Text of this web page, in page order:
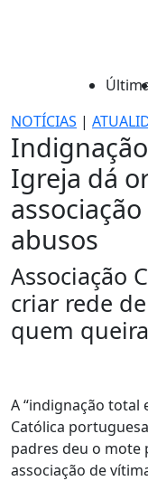
NOTÍCIAS |
Igreja dá
abusos
Associação
criar rede
quem
A “indignação total
Católica
padres deu o mote
associação de